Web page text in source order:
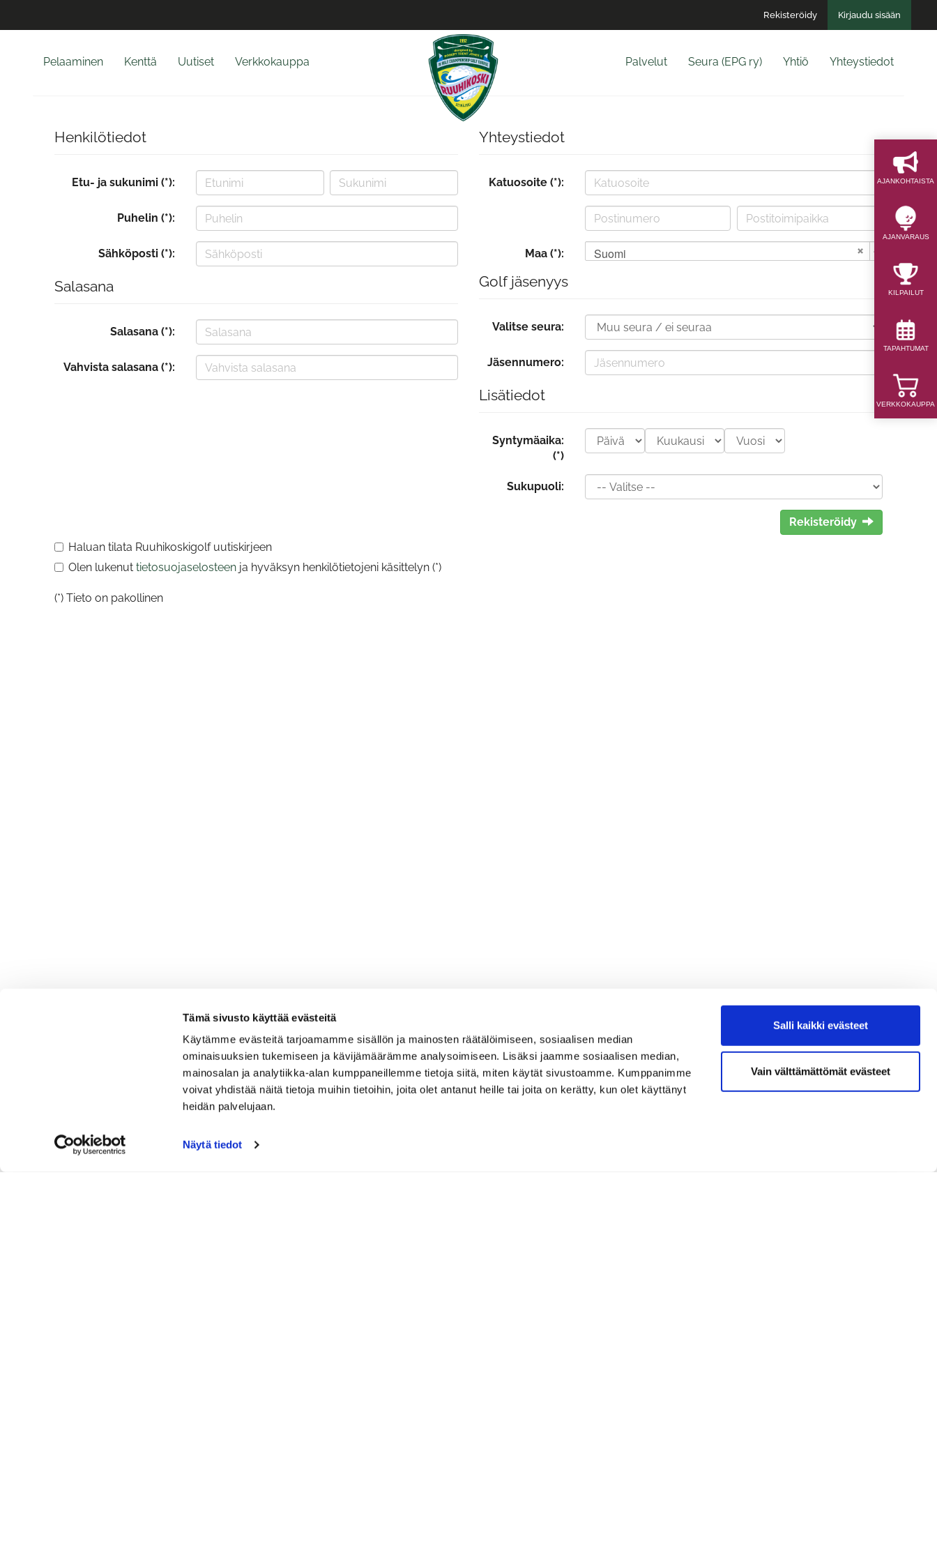
Tämä sivusto käyttää evästeitä
Käytämme evästeitä tarjoamamme sisällön ja mainosten räätälöimiseen, sosiaalisen median
ominaisuuksien tukemiseen ja kävijämäärämme analysoimiseen. Lisäksi jaamme sosiaalisen median,
mainosalan ja analytiikka-alan kumppaneillemme tietoja siitä, miten käytät sivustoamme. Kumppanimme
voivat yhdistää näitä tietoja muihin tietoihin, joita olet antanut heille tai joita on kerätty, kun olet käyttänyt
heidän palvelujaan.
Näytä tiedot
Salli kaikki evästeet
Vain välttämättömät evästeet
Rekisteröidy Kirjaudu sisään
Pelaaminen Kenttä Uutiset Verkkokauppa Yhteystiedot
Yhtiö
Seura (EPG ry)
Palvelut
AJAN­KOHTAISTA
AJAN­VARAUS
KILPAILUT
TAPAHTUMAT
VERKKOKAUPPA
Henkilötiedot
Etu- ja sukunimi (*):
Puhelin (*):
Sähköposti (*):
Salasana
Salasana (*):
Vahvista salasana (*):
Yhteystiedot
Katuosoite (*):
Maa (*): Suomi
Golf jäsenyys
Valitse seura:
Jäsennumero:
Lisätiedot
Syntymäaika:
(*)
Sukupuoli:
Rekisteröidy
Haluan tilata Ruuhikoskigolf uutiskirjeen
Olen lukenut tietosuojaselosteen ja hyväksyn henkilötietojeni käsittelyn (*)
(*) Tieto on pakollinen